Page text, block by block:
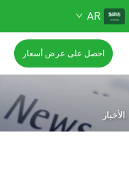
AR
احصل على عرض أسعار
الأخبار